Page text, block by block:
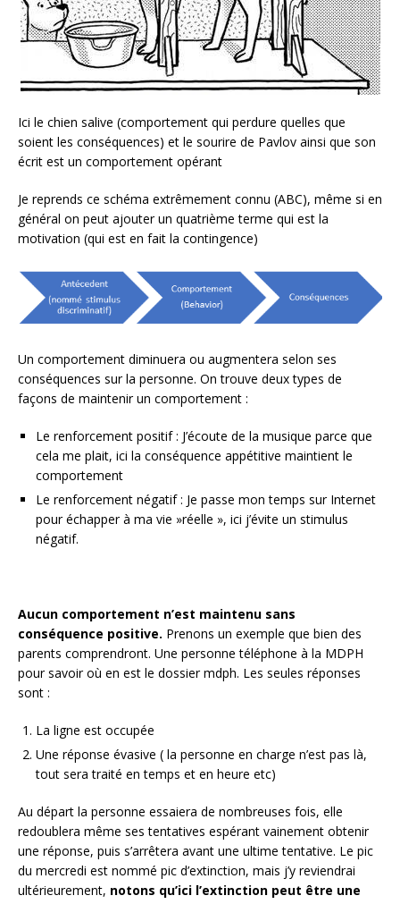
Ici le chien salive (comportement qui perdure quelles que
soient les conséquences) et le sourire de Pavlov ainsi que son
écrit est un comportement opérant
Je reprends ce schéma extrêmement connu (ABC), même si en
général on peut ajouter un quatrième terme qui est la
motivation (qui est en fait la contingence)
Un comportement diminuera ou augmentera selon ses
conséquences sur la personne. On trouve deux types de
façons de maintenir un comportement :
Le renforcement positif : J’écoute de la musique parce que
cela me plait, ici la conséquence appétitive maintient le
comportement
Le renforcement négatif : Je passe mon temps sur Internet
pour échapper à ma vie »réelle », ici j’évite un stimulus
négatif.
Aucun comportement n’est maintenu sans
conséquence positive. Prenons un exemple que bien des
parents comprendront. Une personne téléphone à la MDPH
pour savoir où en est le dossier mdph. Les seules réponses
sont :
La ligne est occupée
Une réponse évasive ( la personne en charge n’est pas là,
tout sera traité en temps et en heure etc)
Au départ la personne essaiera de nombreuses fois, elle
redoublera même ses tentatives espérant vainement obtenir
une réponse, puis s’arrêtera avant une ultime tentative. Le pic
du mercredi est nommé pic d’extinction, mais j’y reviendrai
ultérieurement, notons qu’ici l’extinction peut être une